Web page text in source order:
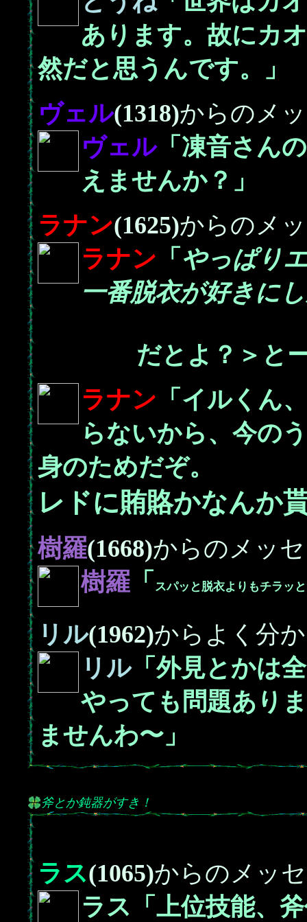
あります。故にカ
然だと思うんです。」
ヴェル(1318)からのメ
ヴェル「凍音さん
えませんか？」
ラナン(1625)からのメ
ラナン 「 やっぱり
一番脱衣が好きに
だとよ？＞とー
ラナン 「イルくん
らないから、今の
身のためだぞ。
レドに賄賂かなんか
樹羅(1668)からのメッ
樹羅 「 スパッと脱衣よりもチラッ
リル(1962)からよく分
リル「外見とかは
やっても問題あり
ませんわ〜」
斧とか鈍器がすき！
ラス(1065)からのメッ
ラス「上位技能、